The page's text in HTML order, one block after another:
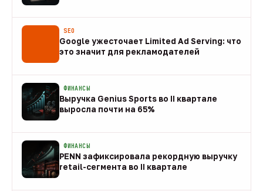
SEO
Google ужесточает Limited Ad Serving: что
это значит для рекламодателей
ФИНАНСЫ
Выручка Genius Sports во II квартале
выросла почти на 65%
ФИНАНСЫ
PENN зафиксировала рекордную выручку
retail-сегмента во II квартале